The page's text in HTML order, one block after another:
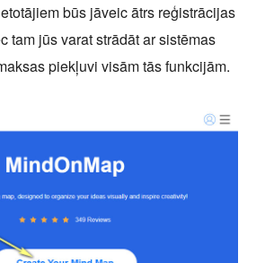
būs jāveic ātrs reģistrācijas
tam jūs varat strādāt ar sistēmas
piekļuvi visām tās funkcijām.